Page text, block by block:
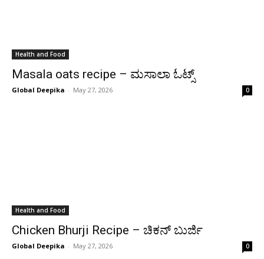
Health and Food
Masala oats recipe – ಮಸಾಲಾ ಓಟ್ಸ್
Global Deepika - May 27, 2026 0
Health and Food
Chicken Bhurji Recipe – ಚಿಕನ್ ಬುರ್ಜಿ
Global Deepika - May 27, 2026 0